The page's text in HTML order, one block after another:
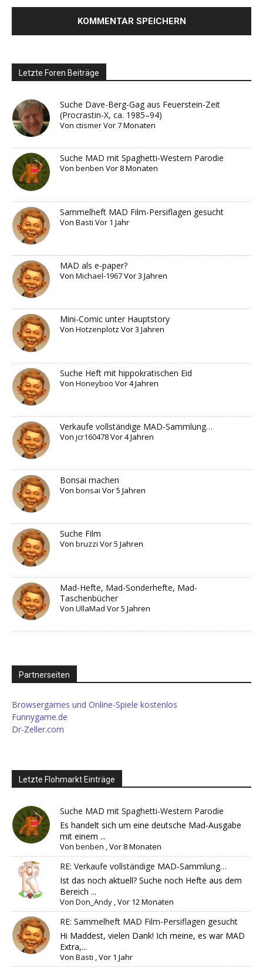
Letzte Foren Beiträge
Suche Dave-Berg-Gag aus Feuerstein-Zeit
(Procrastin-X, ca. 1985–94)
VonctismerVor 7 Monaten
Suche MAD mit Spaghetti-Western Parodie
Vonbenben Vor 8 Monaten
Sammelheft MAD Film-Persiflagen gesucht
VonBasti Vor 1 Jahr
MAD als e-paper?
VonMichael-1967Vor 3 Jahren
Mini-Comic unter Hauptstory
VonHotzenplotz Vor 3 Jahren
Suche Heft mit hippokratischen Eid
VonHoneyboo Vor 4 Jahren
Verkaufe vollständige MAD-Sammlung…
Vonjcr160478Vor 4 Jahren
Bonsai machen
Vonbonsai Vor 5 Jahren
Suche Film
Vonbruzzi Vor 5 Jahren
Mad-Hefte, Mad-Sonderhefte, Mad-
Taschenbücher
VonUllaMad Vor 5 Jahren
Partnerseiten
Browsergames und Online-Spiele kostenlos
Funnygame.de
Dr-Zeller.com
Letzte Flohmarkt Einträge
Suche MAD mit Spaghetti-Western Parodie
Es handelt sich um eine deutsche Mad-Ausgabe
mit einem ...
Vonbenben ,Vor 8 Monaten
RE: Verkaufe vollständige MAD-Sammlung…
Ist das noch aktuell? Suche noch Hefte aus dem
Bereich ...
VonDon_Andy ,Vor 12 Monaten
RE: Sammelheft MAD Film-Persiflagen gesucht
Hi Maddest, vielen Dank! Ich meine, es war MAD
Extra,...
VonBasti ,Vor 1 Jahr